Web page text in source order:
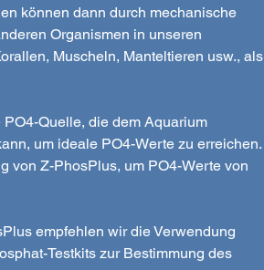
können dann durch mechanische
Organismen in unseren
Muscheln, Manteltieren usw., als
Quelle, die dem Aquarium
um ideale PO4-Werte zu erreichen.
von Z-PhosPlus, um PO4-Werte von
empfehlen wir die Verwendung
Testkits zur Bestimmung des